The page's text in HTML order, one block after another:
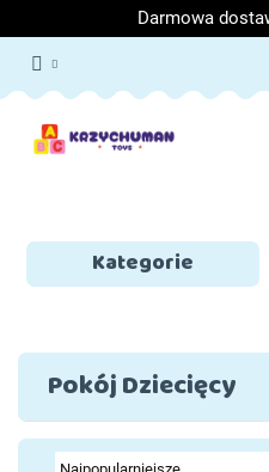
Darmowa
Kategorie
Pokój Dziecięcy